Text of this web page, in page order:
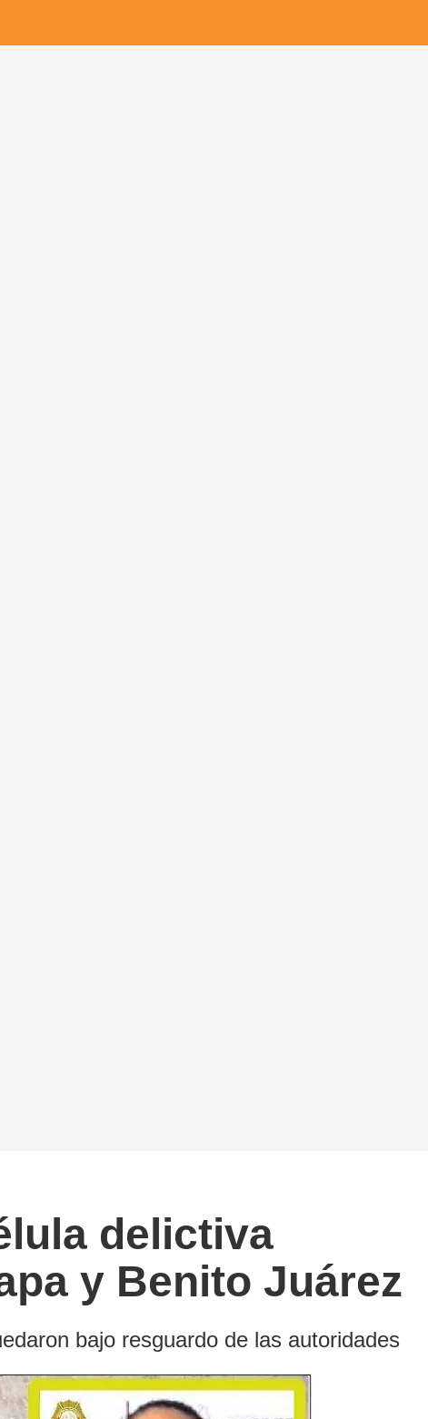
delictiva
y Benito Juárez
bajo resguardo de las autoridades